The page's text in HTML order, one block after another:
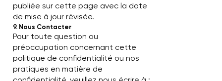
publiée sur cette page avec la date
de mise à jour révisée.
9. Nous Contacter
Pour toute question ou
préoccupation concernant cette
politique de confidentialité ou nos
pratiques en matière de